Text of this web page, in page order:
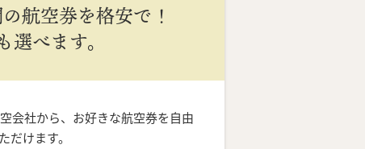
航空券を格安で！
選べます。
会社から、お好きな航空券を自由
だけます。